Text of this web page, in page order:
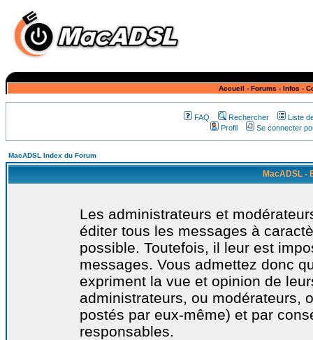
Accueil - Forums - Infos -
FAQ Rechercher
Liste
Profil
Se connecter
MacADSL Index du Forum
MacADSL -
Les administrateurs et
éditer tous les messages à
possible. Toutefois, il leur est
messages. Vous admettez donc
expriment la vue et opinion de
administrateurs, ou modérateurs,
postés par eux-même) et par
responsables.